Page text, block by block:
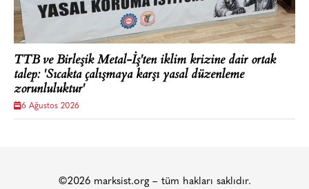
TTB ve Birleşik Metal-İş'ten iklim krizine dair ortak
talep: 'Sıcakta çalışmaya karşı yasal düzenleme
zorunluluktur'
6 Ağustos 2026
©2026 marksist.org – tüm hakları saklıdır.